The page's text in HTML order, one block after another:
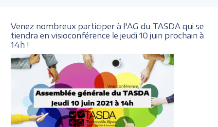
Venez nombreux participer à l'AG du TASDA qui se
tiendra en visioconférence le jeudi 10 juin prochain à
14h !